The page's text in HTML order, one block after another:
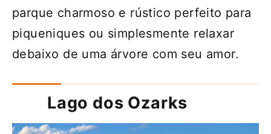
parque charmoso e rústico perfeito para
piqueniques ou simplesmente relaxar
debaixo de uma árvore com seu amor.
Lago dos Ozarks